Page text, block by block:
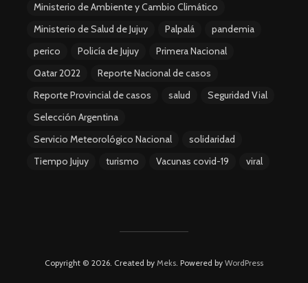
Ministerio de Ambiente y Cambio Climático
Ministerio de Salud de Jujuy
Palpalá
pandemia
perico
Policía de Jujuy
Primera Nacional
Qatar 2022
Reporte Nacional de casos
Reporte Provincial de casos
salud
Seguridad Vial
Selección Argentina
Servicio Meteorológico Nacional
solidaridad
Tiempo Jujuy
turismo Vacunas covid-19 viral
Copyright © 2026. Created by Meks. Powered by WordPress